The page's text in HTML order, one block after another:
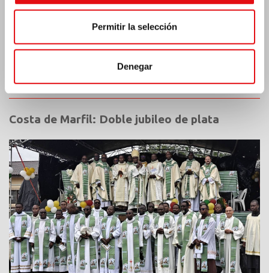
Permitir la selección
Denegar
Costa de Marfil: Doble jubileo de plata